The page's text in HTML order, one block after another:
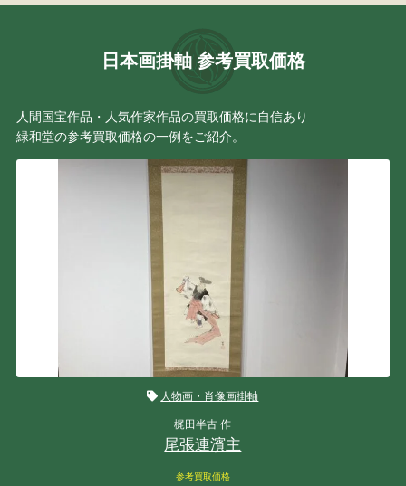
日本画掛軸 参考買取価格
人間国宝作品・人気作家作品の買取価格に自信あり
緑和堂の参考買取価格の一例をご紹介。
人物画・肖像画掛軸
梶田半古 作
尾張連濱主
参考買取価格